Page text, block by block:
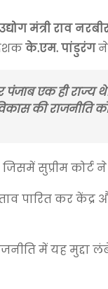
मंत्री राव
के.एम. पांडुरंगने
एक ही राज्य
की राजनीति
सुप्रीम कोर्ट
पारित कर
में यह मुद्दा